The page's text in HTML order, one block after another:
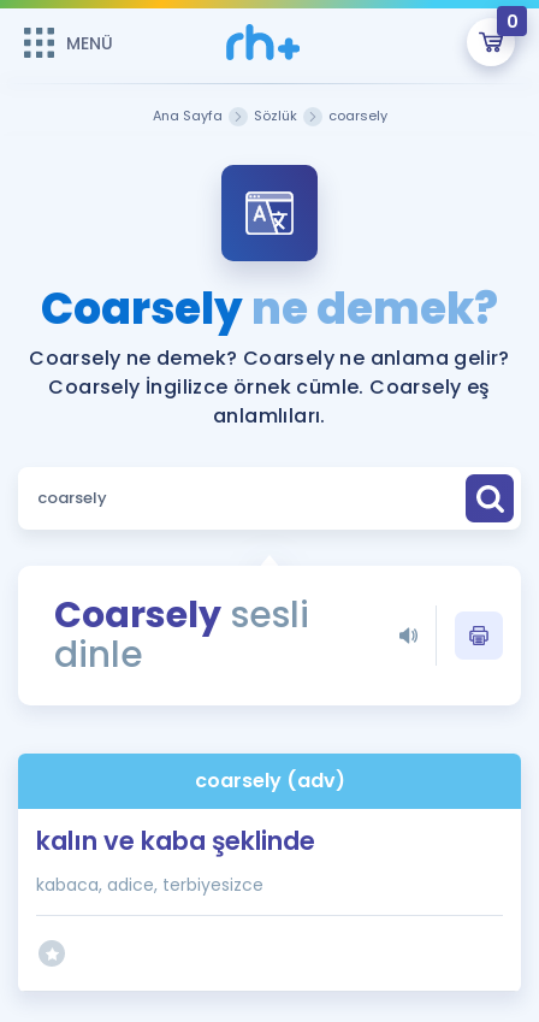
MENÜ
0
Şifremi Hatırlamıyorum
ÜYE DEĞİLİM
Sepetin Şu An Boş.
Remzi Hoca ile seni sınava hazırlayacak onlarca eğitim seni
bekliyor!
MENÜ
Katılımcı Görüşleri
Faydalı Araçlar
Sözlük
Rehberlik Aracı
ÖSYM Sınav Takvimi
İngilizce Gramer
Hakkımızda
Ana Sayfa Sözlük coarsely
Coarselyne demek?
Coarsely ne demek? Coarsely ne anlama gelir?
Coarsely İngilizce örnek cümle. Coarsely eş
anlamlıları.
Coarsely sesli
dinle
coarsely (adv)
kalın ve kaba şeklinde
kabaca, adice, terbiyesizce